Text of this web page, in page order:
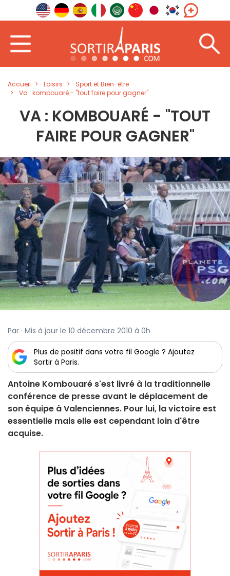
Accueil Loisirs
Sport et Bien-être
Va : kombouaré - "tout faire pour gagner"
VA : KOMBOUARÉ - "TOUT
FAIRE POUR GAGNER"
Par · Mis à jour le 10 décembre 2010 à 0h
Plus de positif dans votre fil Google ? Ajoutez
Sortir à Paris.
Antoine Kombouaré s'est livré à la traditionnelle
conférence de presse avant le déplacement de
son équipe à Valenciennes. Pour lui, la victoire est
essentielle mais elle est cependant loin d'être
acquise.